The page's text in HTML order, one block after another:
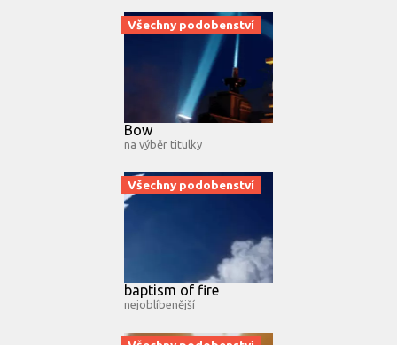
Všechny podobenství
Bow
na výběr titulky
Všechny podobenství
baptism of fire
nejoblíbenější